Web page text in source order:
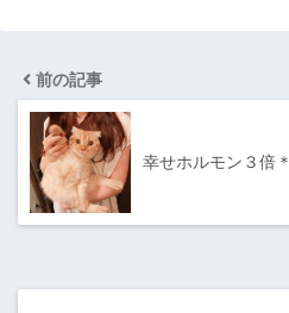
前の記事
幸せホルモン３倍＊